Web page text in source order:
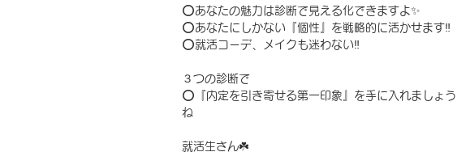
⭕️あなたの魅力は診断で見える化できますよ✨
⭕️あなたにしかない『個性』を戦略的に活かせます‼️
⭕️就活コーデ、メイクも迷わない‼️
３つの診断で
⭕️『内定を引き寄せる第一印象』を手に入れましょう
ね
就活生さん☘️